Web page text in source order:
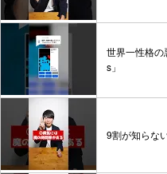
世界一性格
s」
9割が知らな